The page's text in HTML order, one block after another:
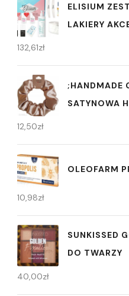
ELISIUM
LAKIERY
132,61zł
;HANDMADE
SATYNOWA
12,50zł
OLEOFARM
10,98zł
SUNKISSED
DO TWARZY
40,00zł